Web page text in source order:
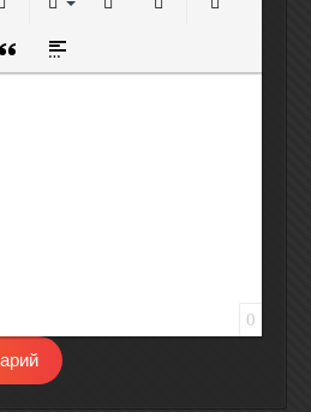
ссылку
скрытого текста
цитаты
Вставка спойлера
0